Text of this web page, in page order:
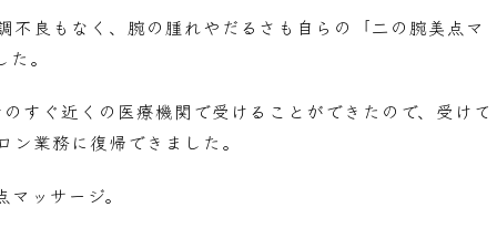
不良もなく、腕の腫れやだるさも自らの「二の腕美点マ
。
すぐ近くの医療機関で受けることができたので、受けて
業務に復帰できました。
ッサージ。